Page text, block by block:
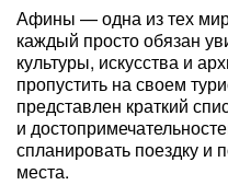
Афины — одна из тех
каждый просто обязан
культуры, искусства и
пропустить на своем
представлен краткий
и
спланировать поездку и
места.